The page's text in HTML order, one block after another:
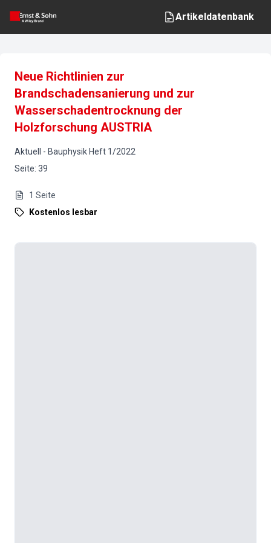
Artikeldatenbank
Neue Richtlinien zur
Brandschadensanierung und zur
Wasserschadentrocknung der
Holzforschung AUSTRIA
Aktuell - Bauphysik Heft 1/2022
Seite: 39
1 Seite
Kostenlos lesbar